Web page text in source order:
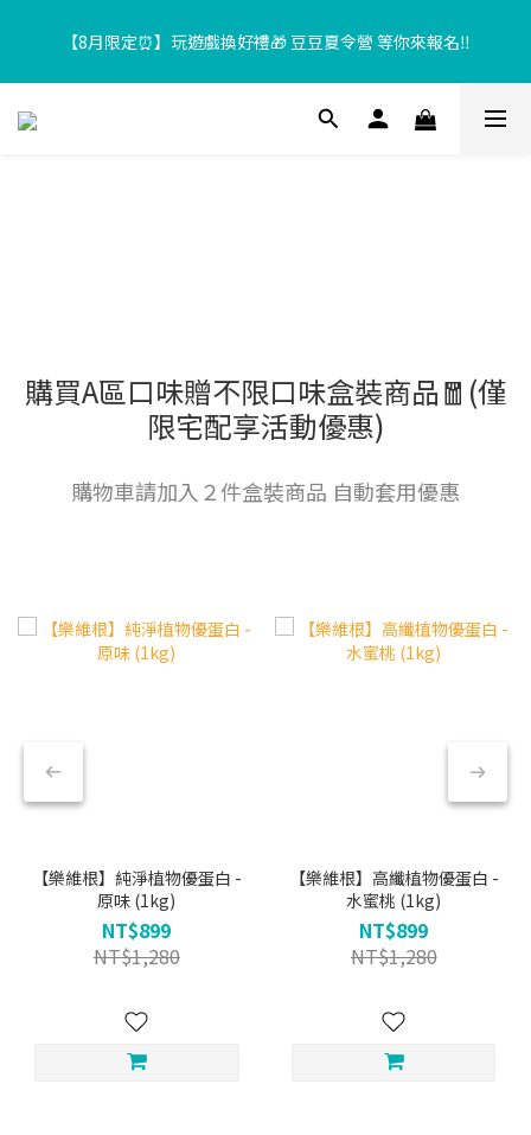
【8月限定⏰】玩遊戲換好禮🎁 豆豆夏令營 等你來報名‼️
【8月限定⏰】玩遊戲換好禮🎁 豆豆夏令營 等你來報名‼️
超取滿$699、宅配滿$1299即享免運優惠！
購買A區口味贈不限口味盒裝商品🧧(僅
限宅配享活動優惠)
購物車請加入２件盒裝商品 自動套用優惠
【樂維根】純淨植物優蛋白 -
原味 (1kg)
NT$899
NT$1,280
【樂維根】高纖植物優蛋白 -
水蜜桃 (1kg)
NT$899
NT$1,280